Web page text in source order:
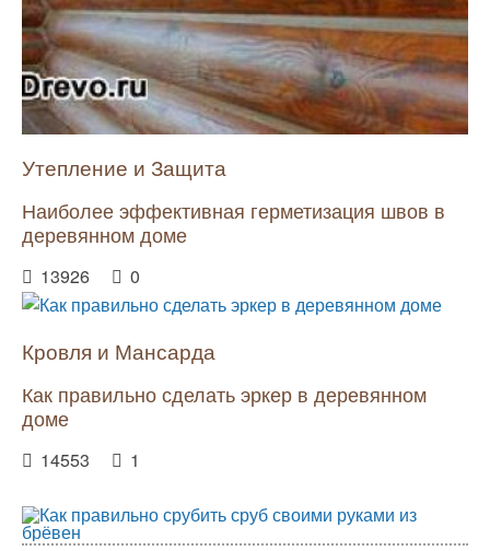
Утепление и Защита
Наиболее эффективная герметизация швов в
деревянном доме
13926 0
Кровля и Мансарда
Как правильно сделать эркер в деревянном
доме
14553 1